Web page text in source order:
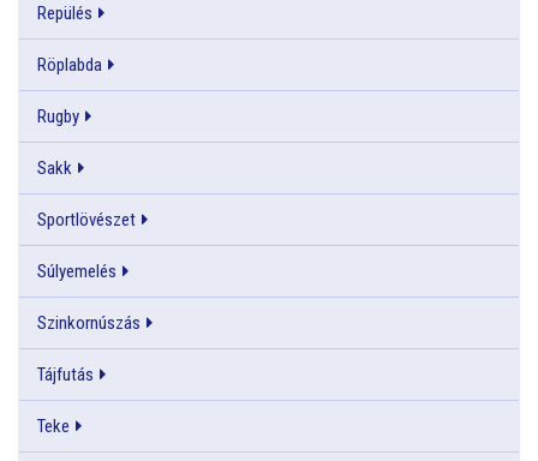
Repülés
Röplabda
Rugby
Sakk
Sportlövészet
Súlyemelés
Szinkornúszás
Tájfutás
Teke